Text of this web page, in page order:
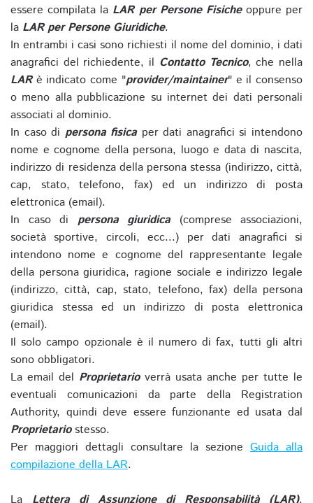
essere compilata la LAR per Persone Fisicheoppure per
la LAR per Persone Giuridiche.
In entrambi i casi sono richiesti il nome del dominio, i dati
anagrafici del richiedente, il Contatto Tecnico, che nella
LARè indicato come "provider/maintainer" e il consenso
o meno alla pubblicazione su internet dei dati personali
associati al dominio.
In caso di persona fisicaper dati anagrafici si intendono
nome e cognome della persona, luogo e data di nascita,
indirizzo di residenza della persona stessa (indirizzo, città,
cap, stato, telefono, fax) ed un indirizzo di posta
elettronica (email).
In caso di persona giuridica(comprese associazioni,
società sportive, circoli, ecc...) per dati anagrafici si
intendono nome e cognome del rappresentante legale
della persona giuridica, ragione sociale e indirizzo legale
(indirizzo, città, cap, stato, telefono, fax) della persona
giuridica stessa ed un indirizzo di posta elettronica
(email).
Il solo campo opzionale è il numero di fax, tutti gli altri
sono obbligatori.
La email del Proprietarioverrà usata anche per tutte le
eventuali comunicazioni da parte della Registration
Authority, quindi deve essere funzionante ed usata dal
Proprietariostesso.
Per maggiori dettagli consultare la sezione Guida alla
compilazione della LAR.